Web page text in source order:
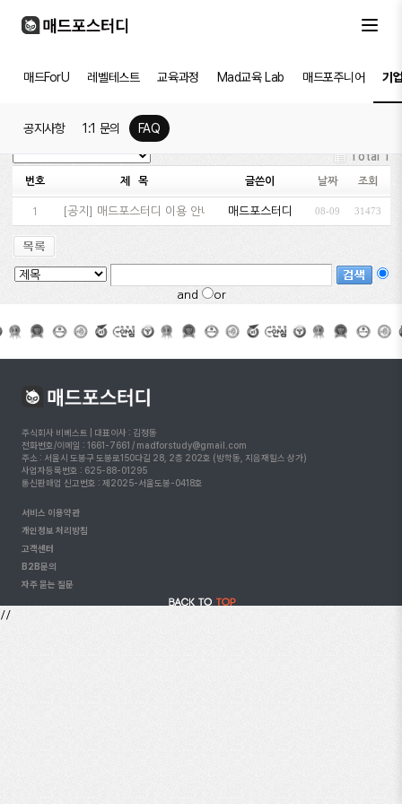
매드ForU 레벨테스트 교육과정 Mad교육 Lab 매드포주니어 기
공지사항 1:1 문의 FAQ
Total 1
번호 제 목 글쓴이 날짜 조회
1 [공지 ] 매드포스터디 이용 안내 - 수업 전 꼭!!! 숙지하시기…
매드포스터디 08-09 31473
and or
주식회사 비베스트 | 대표이사 : 김정동
전화번호/이메일 : 1661-7661 / madforstudy@gmail.com
주소 : 서울시 도봉구 도봉로150다길 28, 2층 202호 (방학동, 지음재힐스 상가)
사업자등록번호 : 625-88-01295
통신판매업 신고번호 : 제2025-서울도봉-0418호
서비스 이용약관
개인정보 처리방침
고객센터
B2B문의
자주 묻는 질문
//